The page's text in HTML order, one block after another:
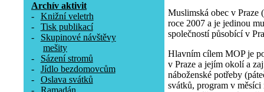
Archív aktivit
-
Knižní veletrh
-
Tisk publikací
-
Skupinové návštěvy
mešity
-
Sázení stromů
-
Jídlo bezdomovcům
-
Oslava svátků
Muslimská obec v Praze
roce 2007 a je jedinou
společností působící v
Hlavním cílem MOP je
v Praze a jejím okolí a
náboženské potřeby
svátků, program v